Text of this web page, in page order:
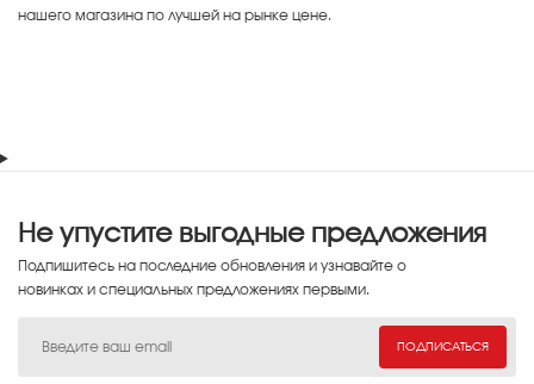
нашего магазина по лучшей на рынке цене.
Не упустите выгодные предложения
Подпишитесь на последние обновления и узнавайте о
новинках и специальных предложениях первыми.
ПОДПИСАТЬСЯ